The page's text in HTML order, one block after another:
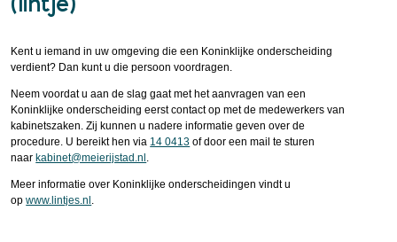
Kent u iemand in uw omgeving die een Koninklijke onderscheiding
verdient? Dan kunt u die persoon voordragen.
Neem voordat u aan de slag gaat met het aanvragen van een
Koninklijke onderscheiding eerst contact op met de medewerkers van
kabinetszaken. Zij kunnen u nadere informatie geven over de
procedure. U bereikt hen via 14 0413 of door een mail te sturen
naarkabinet@meierijstad.nl
Meer informatie over Koninklijke onderscheidingen vindt u
opwww.lintjes.nl